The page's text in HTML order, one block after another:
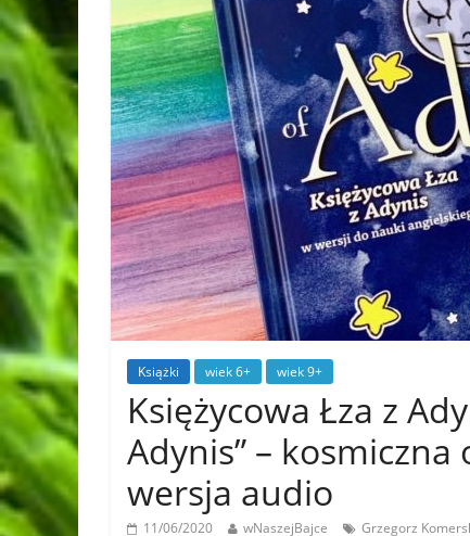
Książki wiek 6+ wiek 9+
Księżycowa Łza z
Adynis” –
wersja audio
11/06/2020 wNaszejBajce Grzegorz